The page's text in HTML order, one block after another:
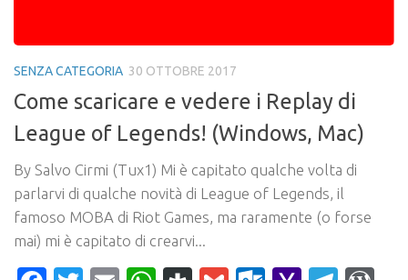
SENZA CATEGORIA 30 OTTOBRE 2017
Come scaricare e vedere i Replay di
League of Legends! (Windows, Mac)
By Salvo Cirmi (Tux1) Mi è capitato qualche volta di
parlarvi di qualche novità di League of Legends, il
famoso MOBA di Riot Games, ma raramente (o forse
mai) mi è capitato di crearvi...